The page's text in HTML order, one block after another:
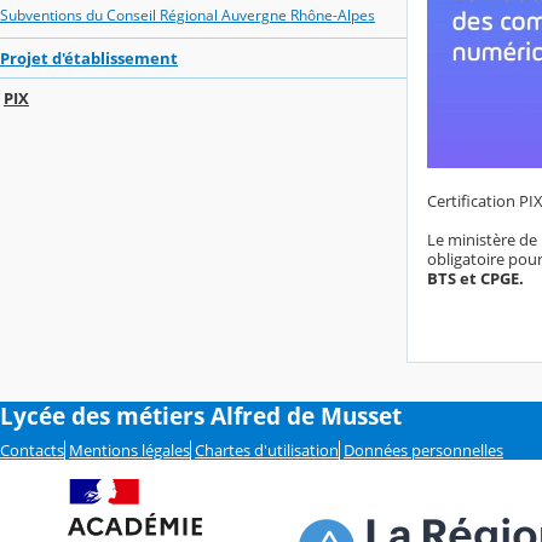
Subventions du Conseil Régional Auvergne Rhône-Alpes
Projet d'établissement
PIX
Certification PIX
Le ministère de
obligatoire
BTS et CPGE.
Lycée des métiers Alfred de Musset
Contacts Mentions légales Chartes d'utilisation Données personnelles